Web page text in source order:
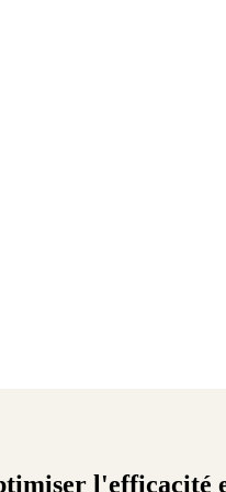
l'efficacité